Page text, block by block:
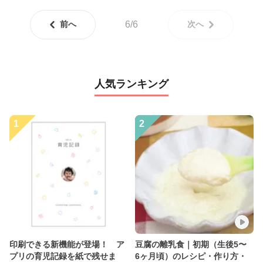
前へ 6/6 次へ
人気ランキング
1
印刷できる新機能が登場！ ア
プリの育児記録を紙で残せま
2
豆腐の離乳食｜初期（生後5〜
6ヶ月頃）のレシピ・作り方・